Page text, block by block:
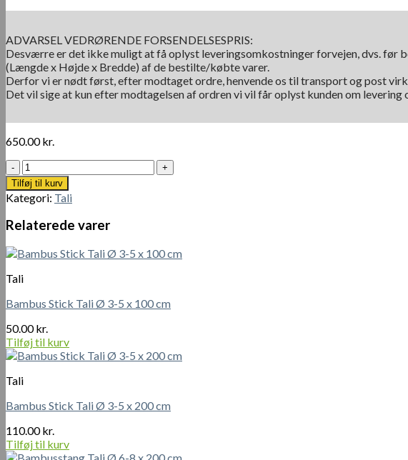
ADVARSEL VEDRØRENDE FORSENDELSESPRIS:
Desværre er det ikke muligt at få oplyst leveringsomkostninger forvejen, dvs. før
(Længde x Højde x Bredde) af de bestilte/købte varer.
Derfor vi er nødt først, efter modtaget ordre, henvende os til transport og post
Det vil sige at kun efter modtagelsen af ordren vi vil får oplyst kunden om
650.00kr.
Bambusstang
Tali
Ø
8-
10
x
cm
antal
Tilføj til kurv
Kategori: Tali
Relaterede varer
Tali
Bambus Stick Tali Ø 3-5 x 100 cm
50.00kr.
Tilføj til kurv
Tali
Bambus Stick Tali Ø 3-5 x 200 cm
110.00kr.
Tilføj til kurv